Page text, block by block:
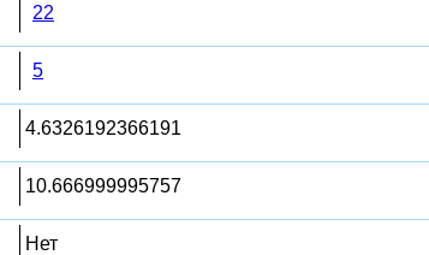
22
5
4.6326192366191
10.666999995757
Нет